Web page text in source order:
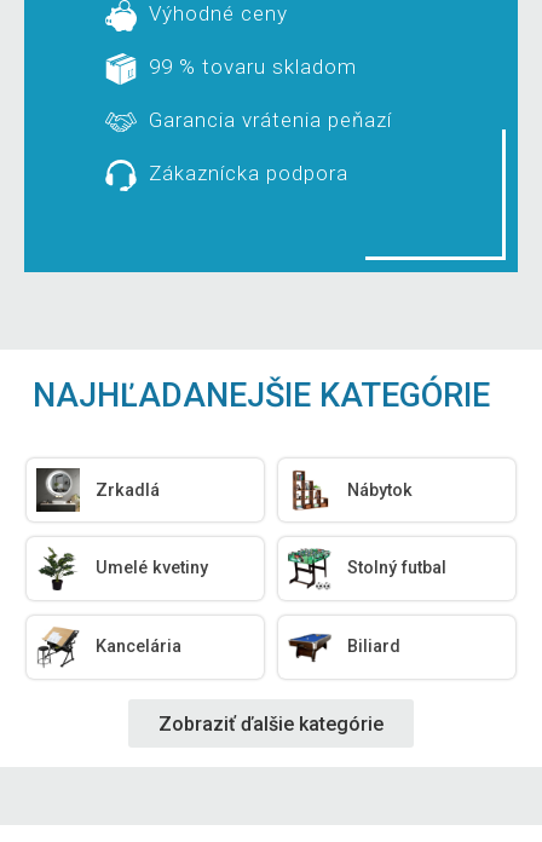
Výhodné ceny
99 % tovaru skladom
Garancia vrátenia peňazí
Zákaznícka podpora
NAJHĽADANEJŠIE KATEGÓRIE
Zrkadlá Nábytok
Umelé kvetiny Stolný futbal
Kancelária Biliard
Zobraziť ďalšie kategórie